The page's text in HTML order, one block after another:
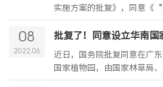
实施方案的批复》，同意《
化实施方案》。
08
2022.06
批复了！同意设立华南国
近日，国务院批复同意在广
国家植物园，由国家林草局
部、中科院、广东省和广州